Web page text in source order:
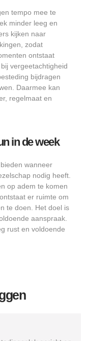
tempo mee te
minder leeg en
kijken naar
zodat
ontstaat
vergeetachtigheid
bijdragen
Daarmee kan
regelmaat en
in de week
wanneer
nodig heeft.
op adem te komen
er ruimte om
te doen. Het doel is
aanspraak.
rust en voldoende